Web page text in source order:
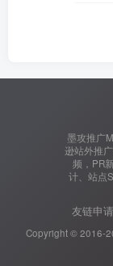
墨攻推广
逊站外推
频，PR
计、站点
友链申请
Copyright © 2016-